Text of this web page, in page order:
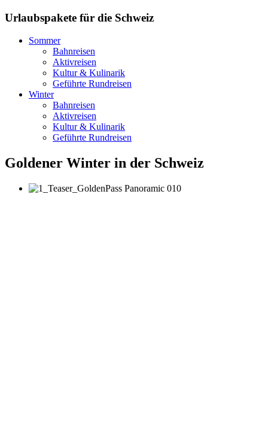
Urlaubspakete für die Schweiz
Sommer
Bahnreisen
Aktivreisen
Kultur & Kulinarik
Geführte Rundreisen
Winter
Bahnreisen
Aktivreisen
Kultur & Kulinarik
Geführte Rundreisen
Goldener Winter in der Schweiz